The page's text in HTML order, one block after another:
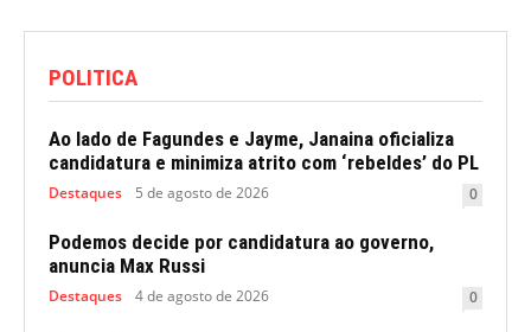
POLITICA
Ao lado de Fagundes e Jayme, Janaina oficializa
candidatura e minimiza atrito com ‘rebeldes’ do PL
Destaques 5 de agosto de 2026 0
Podemos decide por candidatura ao governo,
anuncia Max Russi
Destaques 4 de agosto de 2026 0